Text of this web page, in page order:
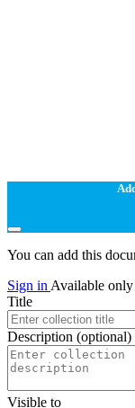
You can add this
Sign in Available only
Title
Description (optional)
Visible to